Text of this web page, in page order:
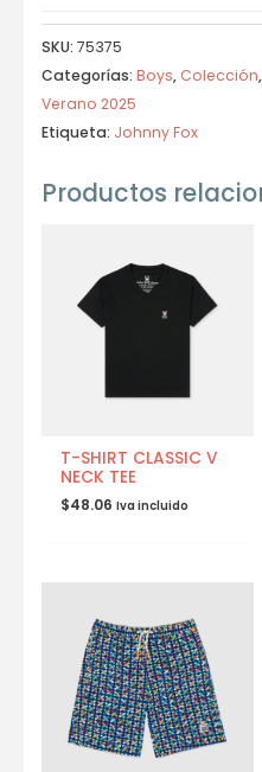
SKU: 75375
Categorías: Boys, Colección,
Verano 2025
Etiqueta: Johnny Fox
Productos
T-SHIRT CLASSIC V
NECK TEE
$48.06 Iva incluido